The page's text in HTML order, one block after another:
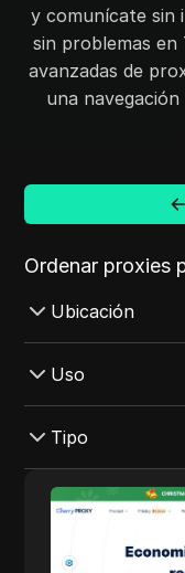
y comunícate sin
sin problemas en
avanzadas de
una
Ordenar proxies
Ubicación
Pakistán
Lituania
Malta
Ucrania
Uso
Amazon
Facebook
Tipo
SOCKS5
Proxy
Cherry Proxy
rapporto